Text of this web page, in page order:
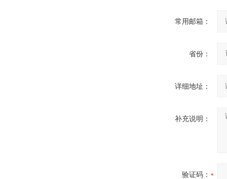
常用邮箱：
省份：
详细地址：
补充说明：
验证码：